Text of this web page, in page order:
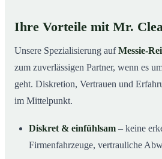
Ihre Vorteile mit Mr.
Unsere Spezialisierung aufMessie-
zum zuverlässigen Partner, wenn es
geht. Diskretion, Vertrauen und
im Mittelpunkt.
Diskret & einfühlsam – keine
Firmenfahrzeuge, vertrauliche